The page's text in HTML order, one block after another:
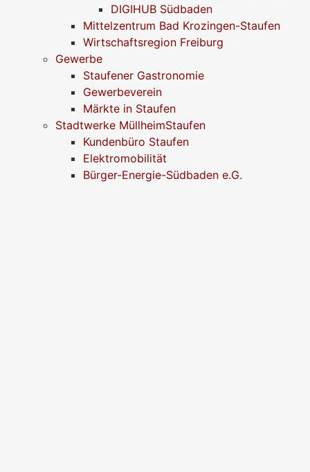
DIGIHUB Südbaden
Mittelzentrum Bad Krozingen-Staufen
Wirtschaftsregion Freiburg
Gewerbe
Staufener Gastronomie
Gewerbeverein
Märkte in Staufen
Stadtwerke MüllheimStaufen
Kundenbüro Staufen
Elektromobilität
Bürger-Energie-Südbaden e.G.